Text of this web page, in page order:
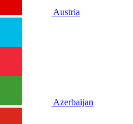
Austria
Azerbaijan